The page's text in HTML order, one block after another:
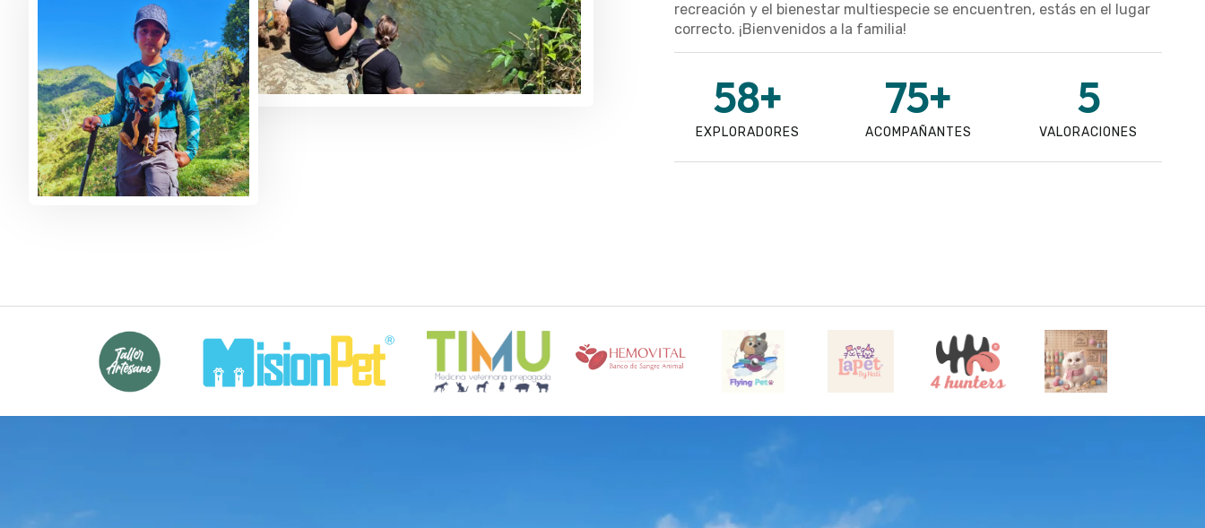
recreación y el bienestar multiespecie se encuentren, estás en el lugar
correcto. ¡Bienvenidos a la familia!
EXPLORADORES
58+
ACOMPAÑANTES
75+
VALORACIONES
5